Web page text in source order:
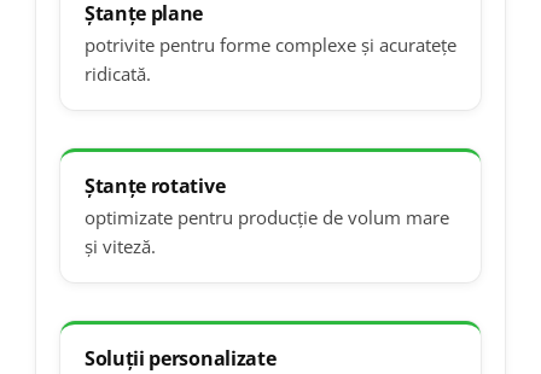
Ștanțe plane
potrivite pentru forme complexe și acuratețe
ridicată.
Ștanțe rotative
optimizate pentru producție de volum mare
și viteză.
Soluții personalizate